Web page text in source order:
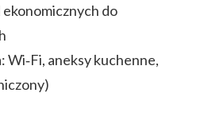
do
Wi‑Fi, aneksy kuchenne,